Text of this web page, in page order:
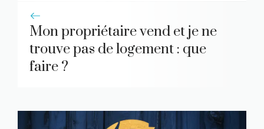
Mon propriétaire vend et je ne
trouve pas de logement : que
faire ?